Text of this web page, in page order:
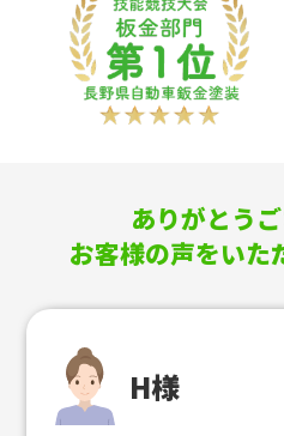
ありがとう
お客様の声をいた
H様